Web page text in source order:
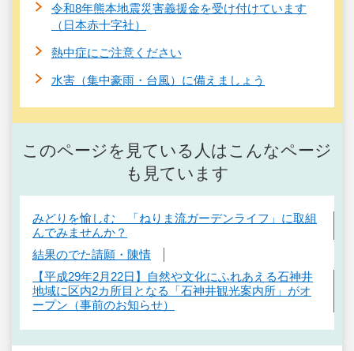
令和8年熊本地震災害義援金を受け付けています
（日本赤十字社）
熱中症にご注意ください
水害（集中豪雨・台風）に備えましょう
このページを見ている人はこんなページ
も見ています
みどりを愉しむ 「ねりま流ガーデンライフ」に取組
んでみませんか？
結果のでた請願・陳情
【平成29年2月22日】自然や文化にふれあえる石神井
地域に区内2カ所目となる「石神井観光案内所」がオ
ープン（事前のお知らせ）